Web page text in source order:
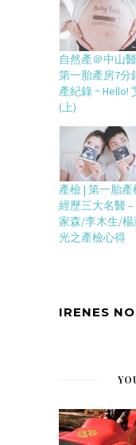
自然產＠中山
第一胎產房7分
產紀錄 ~ Hello!
(上)
產檢 | 第一胎產
經歷三大名醫 –
家森/李木生/楊
光之產檢心得
IRENES